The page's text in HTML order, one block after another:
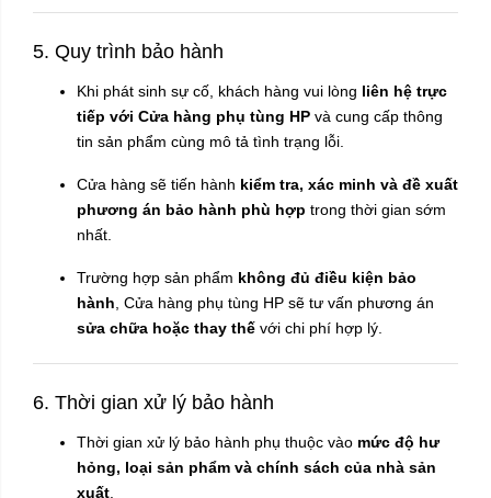
5. Quy trình bảo hành
Khi phát sinh sự cố, khách hàng vui lòng liên hệ trực
tiếp với Cửa hàng phụ tùng HP và cung cấp thông
tin sản phẩm cùng mô tả tình trạng lỗi.
Cửa hàng sẽ tiến hành kiểm tra, xác minh và đề xuất
phương án bảo hành phù hợp trong thời gian sớm
nhất.
Trường hợp sản phẩm không đủ điều kiện bảo
hành , Cửa hàng phụ tùng HP sẽ tư vấn phương án
sửa chữa hoặc thay thế với chi phí hợp lý.
6. Thời gian xử lý bảo hành
Thời gian xử lý bảo hành phụ thuộc vào mức độ hư
hỏng, loại sản phẩm và chính sách của nhà sản
xuất